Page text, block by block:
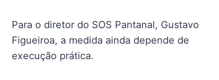
Para o diretor do SOS Pantanal, Gustavo
Figueiroa, a medida ainda depende de
execução prática.